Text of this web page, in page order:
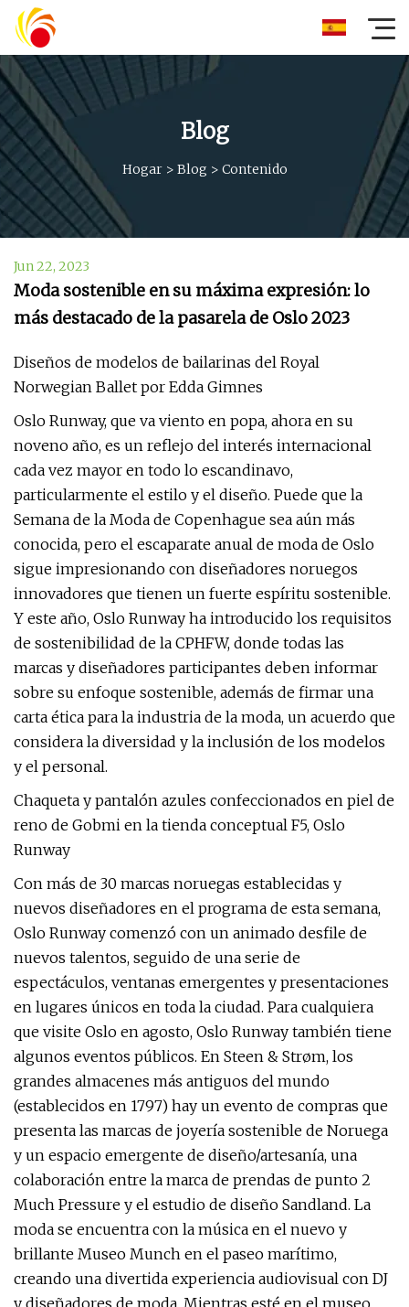
Blog
Hogar> Blog > Contenido
Jun 22, 2023
Moda sostenible en su máxima expresión: lo
más destacado de la pasarela de Oslo 2023
Diseños de modelos de bailarinas del Royal
Norwegian Ballet por Edda Gimnes
Oslo Runway, que va viento en popa, ahora en su
noveno año, es un reflejo del interés internacional
cada vez mayor en todo lo escandinavo,
particularmente el estilo y el diseño. Puede que la
Semana de la Moda de Copenhague sea aún más
conocida, pero el escaparate anual de moda de Oslo
sigue impresionando con diseñadores noruegos
innovadores que tienen un fuerte espíritu sostenible.
Y este año, Oslo Runway ha introducido los requisitos
de sostenibilidad de la CPHFW, donde todas las
marcas y diseñadores participantes deben informar
sobre su enfoque sostenible, además de firmar una
carta ética para la industria de la moda, un acuerdo que
considera la diversidad y la inclusión de los modelos
y el personal.
Chaqueta y pantalón azules confeccionados en piel de
reno de Gobmi en la tienda conceptual F5, Oslo
Runway
Con más de 30 marcas noruegas establecidas y
nuevos diseñadores en el programa de esta semana,
Oslo Runway comenzó con un animado desfile de
nuevos talentos, seguido de una serie de
espectáculos, ventanas emergentes y presentaciones
en lugares únicos en toda la ciudad. Para cualquiera
que visite Oslo en agosto, Oslo Runway también tiene
algunos eventos públicos. En Steen & Strøm, los
grandes almacenes más antiguos del mundo
(establecidos en 1797) hay un evento de compras que
presenta las marcas de joyería sostenible de Noruega
y un espacio emergente de diseño/artesanía, una
colaboración entre la marca de prendas de punto 2
Much Pressure y el estudio de diseño Sandland. La
moda se encuentra con la música en el nuevo y
brillante Museo Munch en el paseo marítimo,
creando una divertida experiencia audiovisual con DJ
y diseñadores de moda. Mientras esté en el museo,